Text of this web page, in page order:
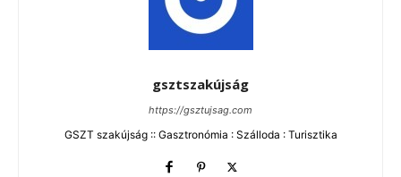
gsztszakújság
https://gsztujsag.com
GSZT szakújság :: Gasztronómia : Szálloda : Turisztika